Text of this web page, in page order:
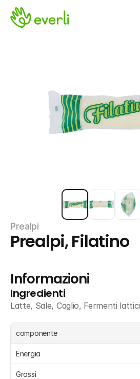
Prealpi
Prealpi, Filatino
Informazioni
Ingredienti
Latte, Sale, Caglio, Fermenti lattici
componente
Energia
Grassi